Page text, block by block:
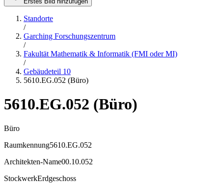
Standorte
/
Garching Forschungszentrum
/
Fakultät Mathematik & Informatik (FMI oder MI)
/
Gebäudeteil 10
5610.EG.052 (Büro)
5610.EG.052 (Büro)
Büro
Raumkennung5610.EG.052
Architekten-Name00.10.052
StockwerkErdgeschoss